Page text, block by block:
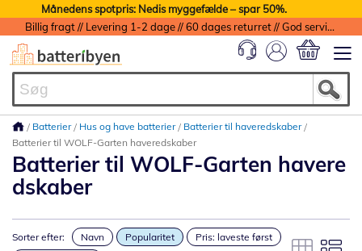
Månedens spotpris: Nedis myggefælde – spar 50%.
Billig fragt // Levering 1-2 dage // 60 dages returret // God service med garanti
Batterier Hus og have batterier
Batterier til haveredskaber
Batterier til WOLF-Garten haveredskaber
Batterier til WOLF-Garten havere
dskaber
Sorter efter: Navn Popularitet
Pris: laveste først